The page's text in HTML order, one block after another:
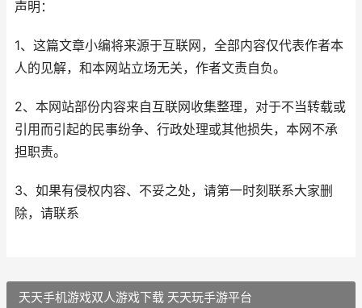
声明：
1、这篇文章小编将来源于互联网，全部内容仅代表作者本
人的见解，和本网站立场无关，作者文责自负。
2、本网站部份内容来自互联网收集整理，对于不当转载或
引用而引起的民事纷争、行政处理或其他损失，本网不承
担职责。
3、如果有侵权内容、不妥之处，请第一时刻联系大家删
除，请联系
天天手机游戏双人游戏下载 天天玩手游平台